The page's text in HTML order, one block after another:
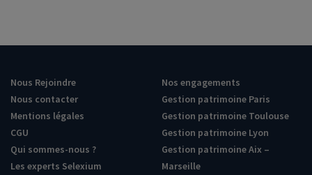
Nous Rejoindre
Nous contacter
Mentions légales
CGU
Qui sommes-nous ?
Les experts Selexium
Nos engagements
Gestion patrimoine Paris
Gestion patrimoine Toulouse
Gestion patrimoine Lyon
Gestion patrimoine Aix –
Marseille